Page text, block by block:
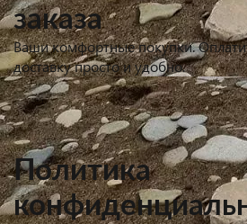
заказа
Ваши комфортные покупки.
доставку просто и удобно.
Политика